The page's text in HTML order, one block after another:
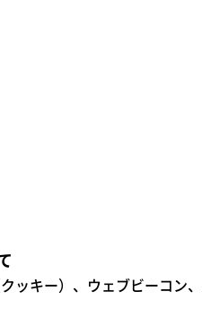
ッキー）、ウェブビーコン